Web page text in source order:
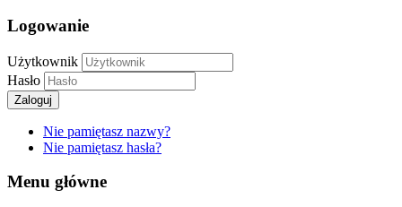
Logowanie
Użytkownik
Hasło
Zaloguj
Nie pamiętasz nazwy?
Nie pamiętasz hasła?
Menu główne